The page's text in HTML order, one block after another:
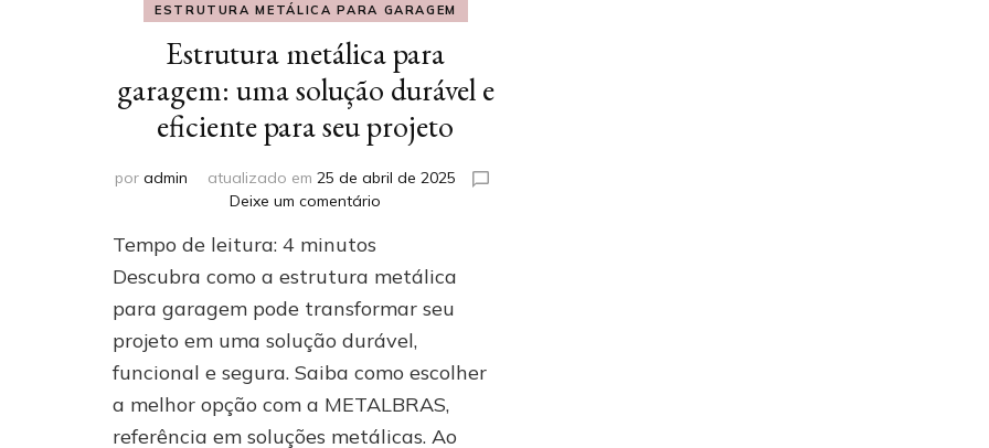
ESTRUTURA METÁLICA PARA GARAGEM
Estrutura metálica para
garagem: uma solução durável e
eficiente para seu projeto
por admin atualizado em 25 de abril de 2025
Deixe um comentário
para
uma
solução
e
eficiente
para
Tempo de leitura: 4 minutos
Descubra como a estrutura metálica
para garagem pode transformar seu
projeto em uma solução durável,
funcional e segura. Saiba como escolher
a melhor opção com a METALBRAS,
referência em soluções metálicas. Ao